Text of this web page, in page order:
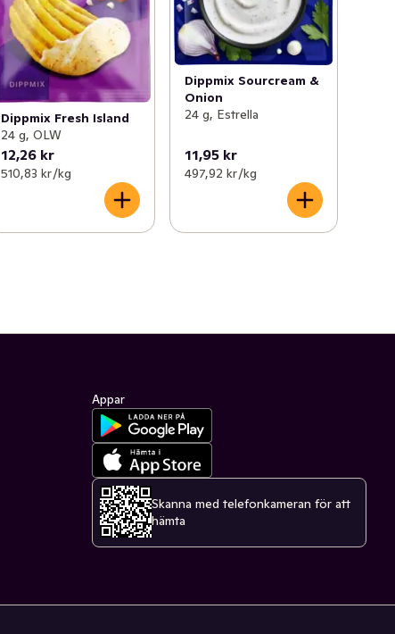
Dippmix Fresh Island
24 g, OLW
12,26 kr
510,83 kr /kg
Dippmix Sourcream &
Onion
24 g, Estrella
11,95 kr
497,92 kr /kg
Appar
Skanna med telefonkameran för att
hämta